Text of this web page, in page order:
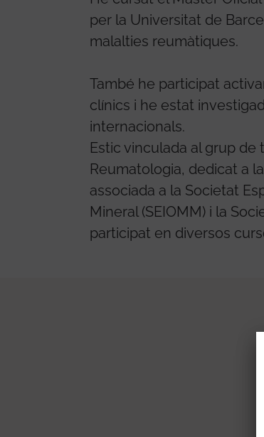
per la Universitat de
malalties reumàtiques.
També he participat
clínics i he estat
internacionals.
Estic vinculada al grup
Reumatologia, dedicat a
associada a la Societat
Mineral (SEIOMM) i la
participat en diversos